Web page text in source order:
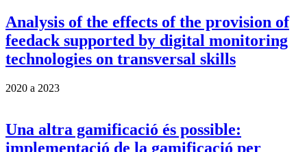
Analysis of the effects of the provision of
feedack supported by digital monitoring
technologies on transversal skills
2020 a 2023
Una altra gamificació és possible:
implementació de la gamificació per